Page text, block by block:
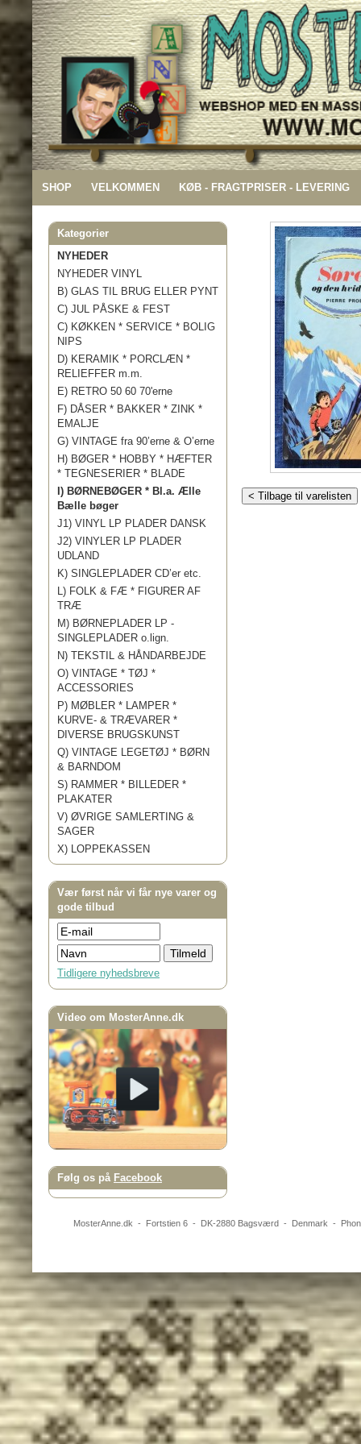
SHOP VELKOMMEN KØB - FRAGTPRISER - LEVERING
Kategorier
NYHEDER
NYHEDER VINYL
B) GLAS TIL BRUG ELLER PYNT
C) JUL PÅSKE & FEST
C) KØKKEN * SERVICE * BOLIG
NIPS
D) KERAMIK * PORCLÆN *
RELIEFFER m.m.
E) RETRO 50 60 70'erne
F) DÅSER * BAKKER * ZINK *
EMALJE
G) VINTAGE fra 90’erne & O’erne
H) BØGER * HOBBY * HÆFTER
* TEGNESERIER * BLADE
I) BØRNEBØGER * Bl.a. Ælle
Bælle bøger
J1) VINYL LP PLADER DANSK
J2) VINYLER LP PLADER
UDLAND
K) SINGLEPLADER CD’er etc.
L) FOLK & FÆ * FIGURER AF
TRÆ
M) BØRNEPLADER LP -
SINGLEPLADER o.lign.
N) TEKSTIL & HÅNDARBEJDE
O) VINTAGE * TØJ *
ACCESSORIES
P) MØBLER * LAMPER *
KURVE- & TRÆVARER *
DIVERSE BRUGSKUNST
Q) VINTAGE LEGETØJ * BØRN
& BARNDOM
S) RAMMER * BILLEDER *
PLAKATER
V) ØVRIGE SAMLERTING &
SAGER
X) LOPPEKASSEN
Vær først når vi får nye varer og
gode tilbud
Tidligere nyhedsbreve
Video om MosterAnne.dk
Følg os på Facebook
< Tilbage til varelisten
MosterAnne.dk - Fortstien 6- DK-2880 Bagsværd- Denmark -